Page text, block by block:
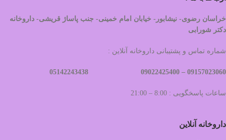
خراسان رضوی- نیشابور- خیابان امام خمینی- جنب پاساژ قریشی- داروخانه
دکتر شورابی
شماره تماس و پشتیبانی داروخانه آنلاین :
09157023060 –
ساعات پاسخگویی : 8:00 – 21:00
داروخانه آنلاین